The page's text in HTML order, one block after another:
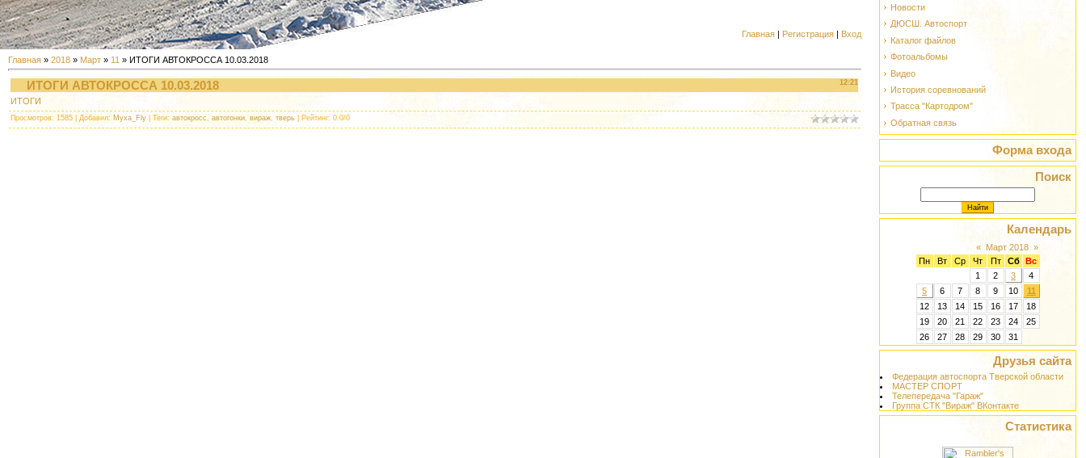
Главная | Регистрация | Вход
Главная » 2018 » Март » 11 » ИТОГИ АВТОКРОССА 10.03.2018
12:21
ИТОГИ АВТОКРОССА 10.03.2018
ИТОГИ
Просмотров: 1585 | Добавил: Myxa_Fly Теги: автокросс автогонки вираж тверь Рейтинг: 0.0/0
Новости
ДЮСШ. Автоспорт
Каталог файлов
Фотоальбомы
Видео
История соревнований
Трасса "Картодром"
Обратная связь
Форма входа
Поиск
Календарь
« Март 2018 »
Пн
Вт Ср Чт Пт Сб
Вс
1
2 3
4
5
6 7 8 9 10
11
12
13 14 15 16 17
18
19
20 21 22 23 24
25
26
27 28 29 30 31
Друзья сайта
Федерация автоспорта Тверской области
МАСТЕР СПОРТ
Телепередача "Гараж"
Группа СТК "Вираж" ВКонтакте
Статистика